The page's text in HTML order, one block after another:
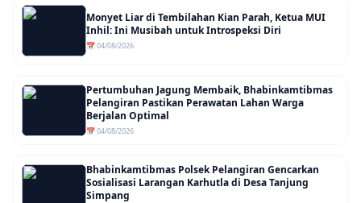
Monyet Liar di Tembilahan Kian Parah, Ketua MUI
Inhil: Ini Musibah untuk Introspeksi Diri
📅 04/08/2026
Pertumbuhan Jagung Membaik, Bhabinkamtibmas
Pelangiran Pastikan Perawatan Lahan Warga
Berjalan Optimal
📅 04/08/2026
Bhabinkamtibmas Polsek Pelangiran Gencarkan
Sosialisasi Larangan Karhutla di Desa Tanjung
Simpang